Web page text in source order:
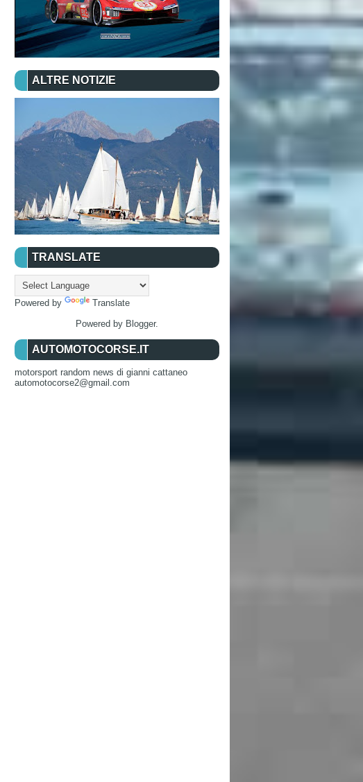
ALTRE NOTIZIE
TRANSLATE
Powered by
Translate
Powered by Blogger.
AUTOMOTOCORSE.IT
motorsport random news di gianni cattaneo
automotocorse2@gmail.com